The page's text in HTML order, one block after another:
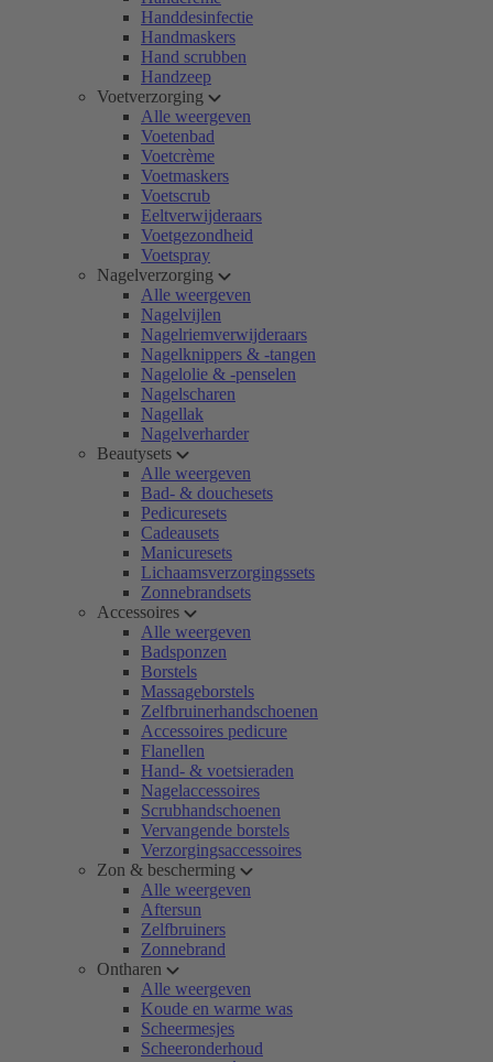
Handdesinfectie
Handmaskers
Hand scrubben
Handzeep
Voetverzorging
Alle weergeven
Voetenbad
Voetcrème
Voetmaskers
Voetscrub
Eeltverwijderaars
Voetgezondheid
Voetspray
Nagelverzorging
Alle weergeven
Nagelvijlen
Nagelriemverwijderaars
Nagelknippers & -tangen
Nagelolie & -penselen
Nagelscharen
Nagellak
Nagelverharder
Beautysets
Alle weergeven
Bad- & douchesets
Pedicuresets
Cadeausets
Manicuresets
Lichaamsverzorgingssets
Zonnebrandsets
Accessoires
Alle weergeven
Badsponzen
Borstels
Massageborstels
Zelfbruinerhandschoenen
Accessoires pedicure
Flanellen
Hand- & voetsieraden
Nagelaccessoires
Scrubhandschoenen
Vervangende borstels
Verzorgingsaccessoires
Zon & bescherming
Alle weergeven
Aftersun
Zelfbruiners
Zonnebrand
Ontharen
Alle weergeven
Koude en warme was
Scheermesjes
Scheeronderhoud